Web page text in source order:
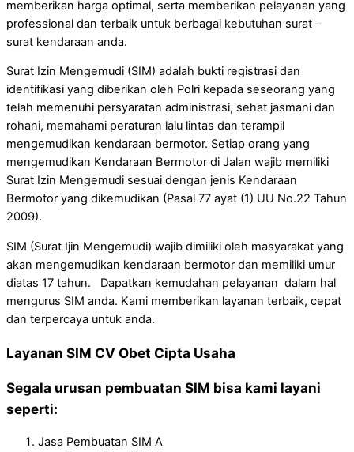
memberikan harga optimal, serta memberikan pelayanan yang
professional dan terbaik untuk berbagai kebutuhan surat –
surat kendaraan anda.
Surat Izin Mengemudi (SIM) adalah bukti registrasi dan
identifikasi yang diberikan oleh Polri kepada seseorang yang
telah memenuhi persyaratan administrasi, sehat jasmani dan
rohani, memahami peraturan lalu lintas dan terampil
mengemudikan kendaraan bermotor. Setiap orang yang
mengemudikan Kendaraan Bermotor di Jalan wajib memiliki
Surat Izin Mengemudi sesuai dengan jenis Kendaraan
Bermotor yang dikemudikan (Pasal 77 ayat (1) UU No.22 Tahun
2009).
SIM (Surat Ijin Mengemudi) wajib dimiliki oleh masyarakat yang
akan mengemudikan kendaraan bermotor dan memiliki umur
diatas 17 tahun. Dapatkan kemudahan pelayanan dalam hal
mengurus SIM anda. Kami memberikan layanan terbaik, cepat
dan terpercaya untuk anda.
Layanan SIM CV Obet Cipta Usaha
Segala urusan pembuatan SIM bisa kami layani
seperti:
Jasa Pembuatan SIM A